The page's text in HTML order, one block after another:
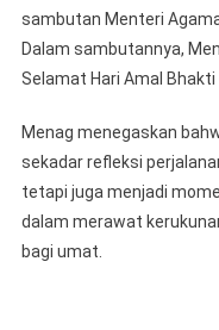
sambutan Menteri Agama
Dalam sambutannya,
Selamat Hari Amal Bhakti
Menag menegaskan
sekadar refleksi
tetapi juga menjadi
dalam merawat
bagi umat.